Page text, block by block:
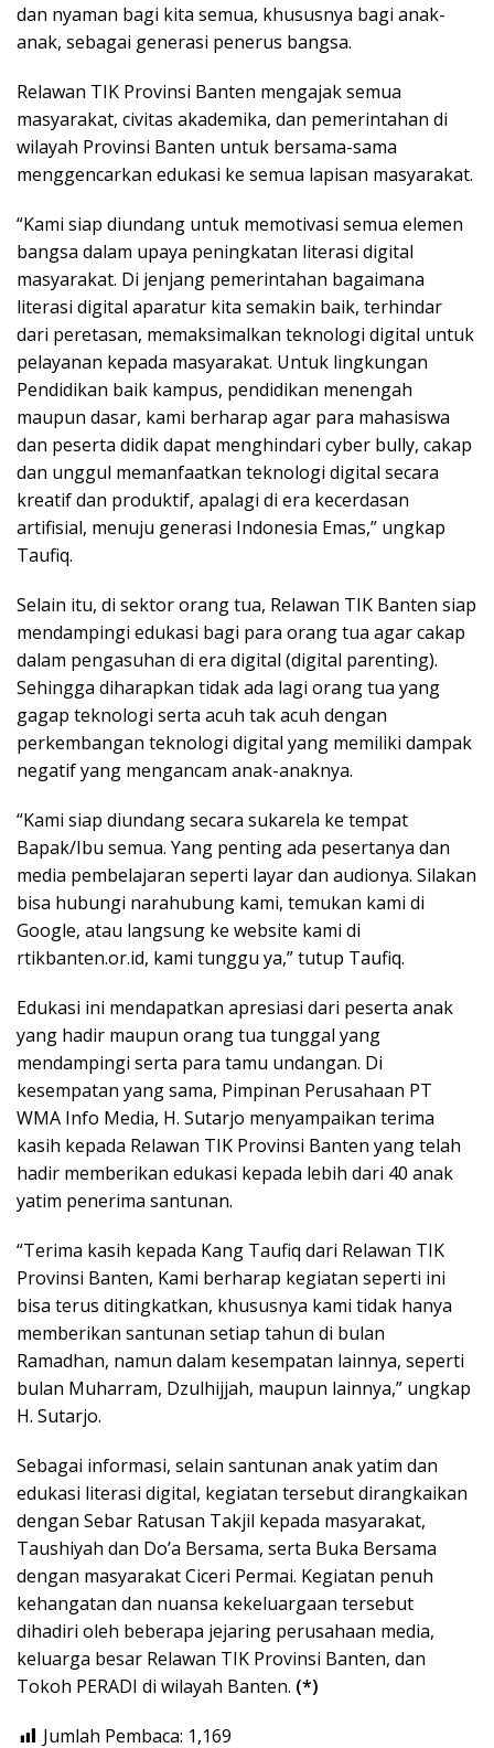
dan nyaman bagi kita semua, khususnya bagi anak-
anak, sebagai generasi penerus bangsa.
Relawan TIK Provinsi Banten mengajak semua
masyarakat, civitas akademika, dan pemerintahan di
wilayah Provinsi Banten untuk bersama-sama
menggencarkan edukasi ke semua lapisan masyarakat.
“Kami siap diundang untuk memotivasi semua elemen
bangsa dalam upaya peningkatan literasi digital
masyarakat. Di jenjang pemerintahan bagaimana
literasi digital aparatur kita semakin baik, terhindar
dari peretasan, memaksimalkan teknologi digital untuk
pelayanan kepada masyarakat. Untuk lingkungan
Pendidikan baik kampus, pendidikan menengah
maupun dasar, kami berharap agar para mahasiswa
dan peserta didik dapat menghindari cyber bully, cakap
dan unggul memanfaatkan teknologi digital secara
kreatif dan produktif, apalagi di era kecerdasan
artifisial, menuju generasi Indonesia Emas,” ungkap
Taufiq.
Selain itu, di sektor orang tua, Relawan TIK Banten siap
mendampingi edukasi bagi para orang tua agar cakap
dalam pengasuhan di era digital (digital parenting).
Sehingga diharapkan tidak ada lagi orang tua yang
gagap teknologi serta acuh tak acuh dengan
perkembangan teknologi digital yang memiliki dampak
negatif yang mengancam anak-anaknya.
“Kami siap diundang secara sukarela ke tempat
Bapak/Ibu semua. Yang penting ada pesertanya dan
media pembelajaran seperti layar dan audionya. Silakan
bisa hubungi narahubung kami, temukan kami di
Google, atau langsung ke website kami di
rtikbanten.or.id, kami tunggu ya,” tutup Taufiq.
Edukasi ini mendapatkan apresiasi dari peserta anak
yang hadir maupun orang tua tunggal yang
mendampingi serta para tamu undangan. Di
kesempatan yang sama, Pimpinan Perusahaan PT
WMA Info Media, H. Sutarjo menyampaikan terima
kasih kepada Relawan TIK Provinsi Banten yang telah
hadir memberikan edukasi kepada lebih dari 40 anak
yatim penerima santunan.
“Terima kasih kepada Kang Taufiq dari Relawan TIK
Provinsi Banten, Kami berharap kegiatan seperti ini
bisa terus ditingkatkan, khususnya kami tidak hanya
memberikan santunan setiap tahun di bulan
Ramadhan, namun dalam kesempatan lainnya, seperti
bulan Muharram, Dzulhijjah, maupun lainnya,” ungkap
H. Sutarjo.
Sebagai informasi, selain santunan anak yatim dan
edukasi literasi digital, kegiatan tersebut dirangkaikan
dengan Sebar Ratusan Takjil kepada masyarakat,
Taushiyah dan Do’a Bersama, serta Buka Bersama
dengan masyarakat Ciceri Permai. Kegiatan penuh
kehangatan dan nuansa kekeluargaan tersebut
dihadiri oleh beberapa jejaring perusahaan media,
keluarga besar Relawan TIK Provinsi Banten, dan
Tokoh PERADI di wilayah Banten. (*)
Jumlah Pembaca: 1,169